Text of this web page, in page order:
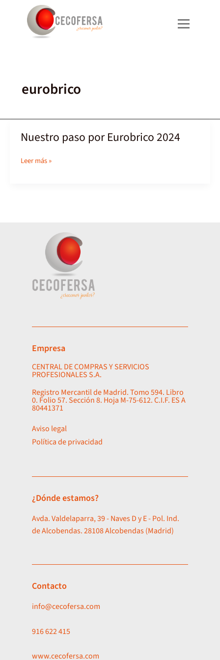
contenido
eurobrico
Nuestro paso por Eurobrico 2024
Nuestro
por
Leer más »
Empresa
CENTRAL DE COMPRAS Y SERVICIOS
PROFESIONALES S.A.
Registro Mercantil de Madrid. Tomo 594. Libro
0. Folio 57. Sección 8. Hoja M-75-612. C.I.F. ES A
80441371
Aviso legal
Política de privacidad
¿Dónde estamos?
Avda. Valdelaparra, 39 - Naves D y E - Pol. Ind.
de Alcobendas. 28108 Alcobendas (Madrid)
Contacto
info@cecofersa.com
916 622 415
www.cecofersa.com